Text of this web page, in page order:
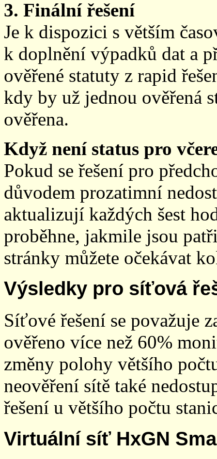
3. Finální řešení
Je k dispozici s větším
k doplnění výpadků dat a
ověřené statuty z rapid
kdy by už jednou ověřená
ověřena.
Když není status pro
Pokud se řešení pro
důvodem prozatimní
aktualizují každých šest
proběhne, jakmile jsou
stránky můžete očekávat
Výsledky pro síťová
Síťové řešení se považuje
ověřeno více než 60%
změny polohy většího
neověření sítě také
řešení u většího počtu
Virtuální síť HxGN